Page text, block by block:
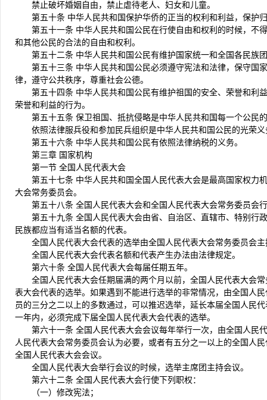
禁止破坏婚姻自由，禁止虐待老人、妇女和儿童。
第五十条 中华人民共和国保护华侨的正当的权利和利益，保护
第五十一条 中华人民共和国公民在行使自由和权利的时候，不
和其他公民的合法的自由和权利。
第五十二条 中华人民共和国公民有维护国家统一和全国各民族
第五十三条 中华人民共和国公民必须遵守宪法和法律，保守国
律，遵守公共秩序，尊重社会公德。
第五十四条 中华人民共和国公民有维护祖国的安全、荣誉和利
荣誉和利益的行为。
第五十五条 保卫祖国、抵抗侵略是中华人民共和国每一个公民
依照法律服兵役和参加民兵组织是中华人民共和国公民的光荣义
第五十六条 中华人民共和国公民有依照法律纳税的义务。
第三章 国家机构
第一节 全国人民代表大会
第五十七条 中华人民共和国全国人民代表大会是最高国家权力
大会常务委员会。
第五十八条 全国人民代表大会和全国人民代表大会常务委员会
第五十九条 全国人民代表大会由省、自治区、直辖市、特别行
民族都应当有适当名额的代表。
全国人民代表大会代表的选举由全国人民代表大会常务委员会主
全国人民代表大会代表名额和代表产生办法由法律规定。
第六十条 全国人民代表大会每届任期五年。
全国人民代表大会任期届满的两个月以前，全国人民代表大会
表大会代表的选举。如果遇到不能进行选举的非常情况，由全国人
员的三分之二以上的多数通过，可以推迟选举，延长本届全国人民
一年内，必须完成下届全国人民代表大会代表的选举。
第六十一条 全国人民代表大会会议每年举行一次，由全国人民
人民代表大会常务委员会认为必要，或者有五分之一以上的全国人
全国人民代表大会会议。
全国人民代表大会举行会议的时候，选举主席团主持会议。
第六十二条 全国人民代表大会行使下列职权：
（一）修改宪法；